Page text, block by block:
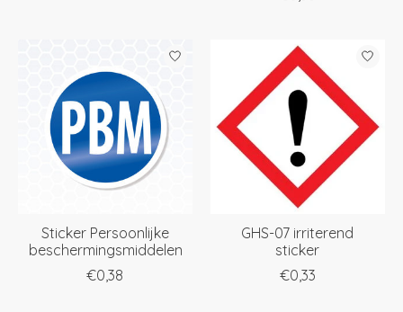
Sticker Persoonlijke
beschermingsmiddelen
€0,38
GHS-07 irriterend
sticker
€0,33